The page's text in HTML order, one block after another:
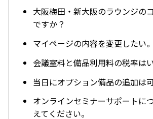
大阪梅田・新大阪のラウンジの
ですか？
マイページの内容を変更したい。
会議室料と備品利用料の税率は
当日にオプション備品の追加は
オンラインセミナーサポートに
えてください。